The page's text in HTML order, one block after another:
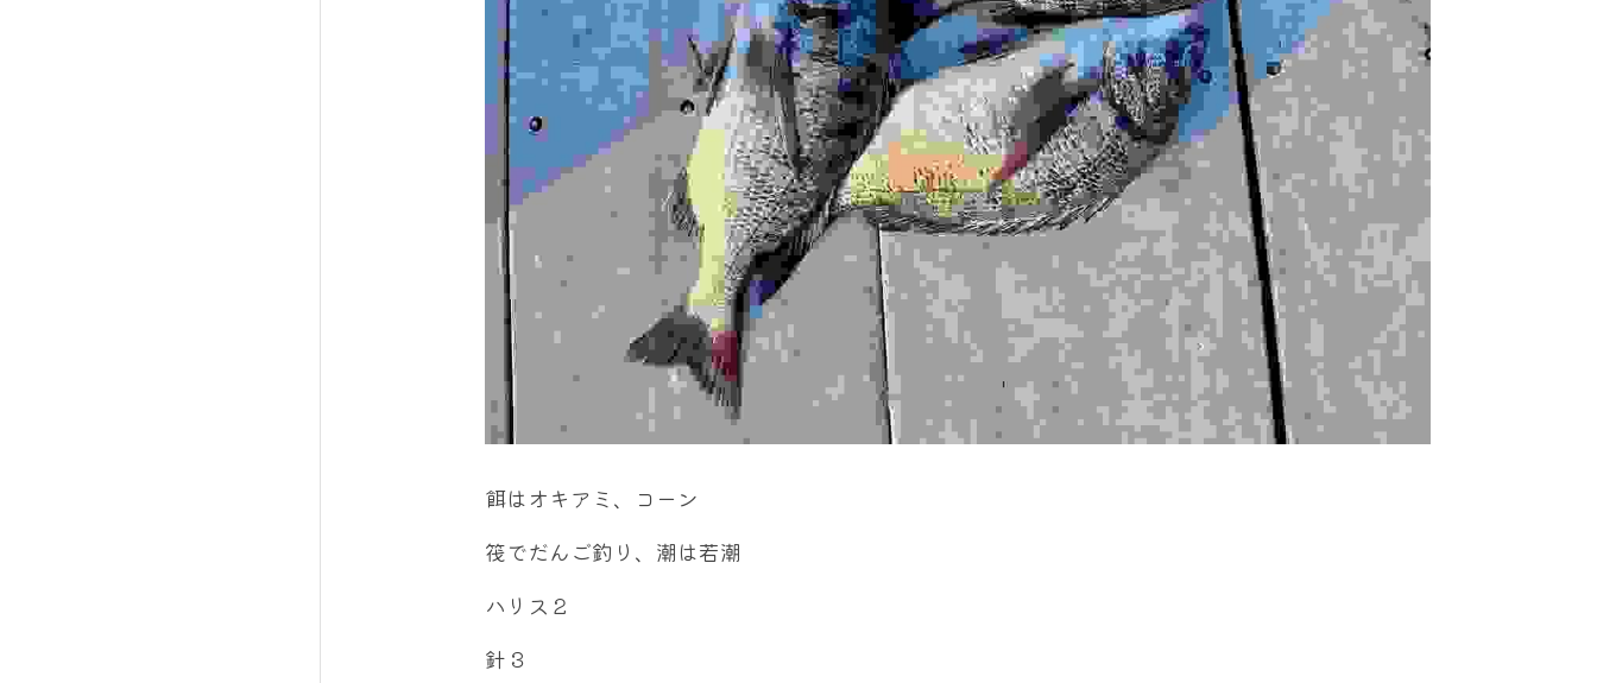
餌はオキアミ、コーン
筏でだんご釣り、潮は若潮
ハリス２
針３